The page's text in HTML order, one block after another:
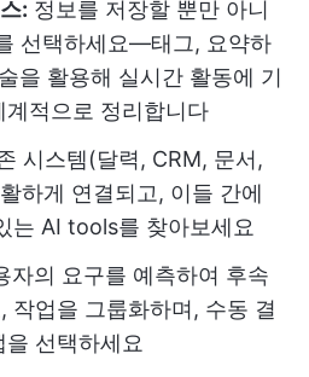
: 정보를 저장할 뿐만 아니
선택하세요—태그, 요약하
을 활용해 실시간 활동에 기
적으로 정리합니다
시스템(달력, CRM, 문서,
하게 연결되고, 이들 간에
는 AI tools를 찾아보세요
자의 요구를 예측하여 후속
작업을 그룹화하며, 수동 결
선택하세요